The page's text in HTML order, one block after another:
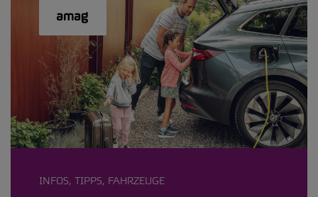
INFOS, TIPPS, FAHRZEUGE